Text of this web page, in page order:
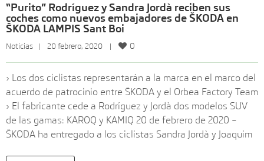
“Purito” Rodríguez y Sandra Jordà reciben sus
coches como nuevos embajadores de ŠKODA en
ŠKODA LAMPIS Sant Boi
Noticias
   |    20 febrero, 2020    |
0
› Los dos ciclistas representarán a la marca en el marco del
acuerdo de patrocinio entre ŠKODA y el Orbea Factory Team
› El fabricante cede a Rodríguez y Jordà dos modelos SUV
de las gamas: KAROQ y KAMIQ 20 de febrero de 2020 –
ŠKODA ha entregado a los ciclistas Sandra Jordà y Joaquim